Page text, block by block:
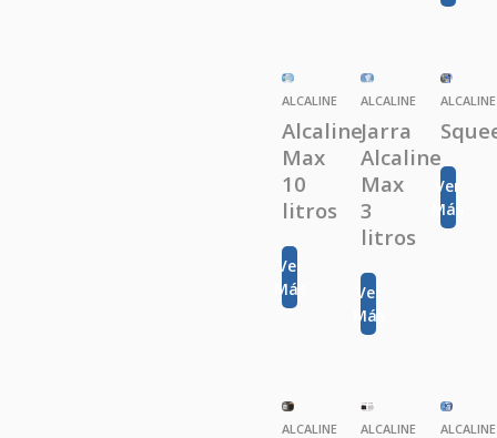
ALCALINE
Alcaline
Max
10
litros
Ver
Más
ALCALINE
Jarra
Alcaline
Max
3
litros
Ver
Más
ALCALINE
Ver
Más
ALCALINE ALCALINE ALCALINE